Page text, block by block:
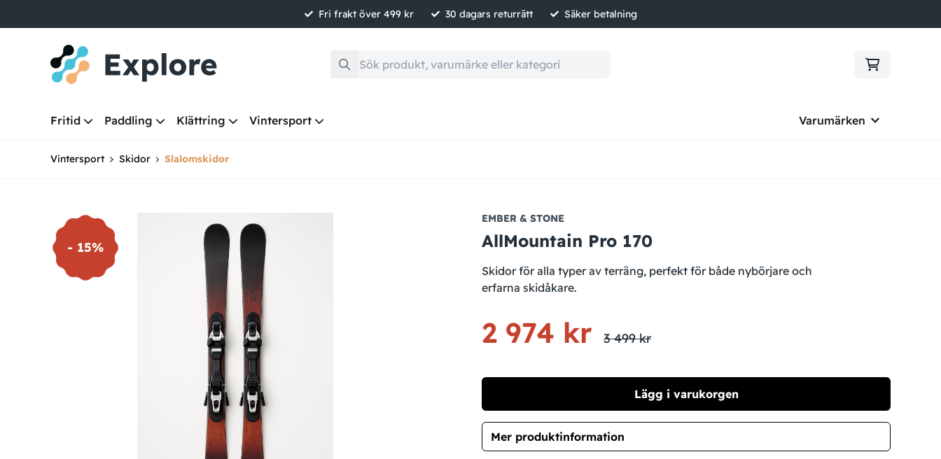
Fri frakt över 499 kr 30 dagars returrätt Säker betalning
Fritid Paddling Klättring Vintersport Varumärken
Vintersport Skidor Slalomskidor
- 15%
EMBER & STONE
AllMountain Pro 170
Skidor för alla typer av terräng, perfekt för både nybörjare och
erfarna skidåkare.
2 974 kr 3 499 kr
Lägg i varukorgen
Mer produktinformation